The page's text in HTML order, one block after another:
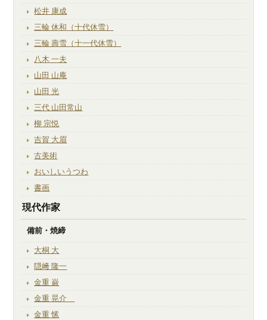
松井 康成
三輪 休和（十代休雪）
三輪 壽雪（十一代休雪）
八木 一夫
山田 山庵
山田 光
三代 山田常山
柳 宗悦
吉賀 大眉
古美術
おいしいうつわ
書画
現代作家
備前・焼締
大桐 大
隠﨑 隆一
金重 巌
金重 晃介
金重 愫